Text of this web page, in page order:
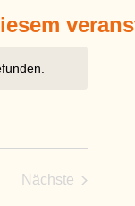
Nächste